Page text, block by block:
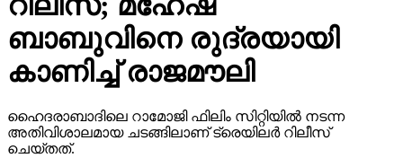
ഹൈദരാബാദിലെ റാമോജി ഫിലിം സിറ്റിയില്‍ നടന്ന
അതിവിശാലമായ ചടങ്ങിലാണ് ട്രെയിലര്‍ റിലീസ്
Published